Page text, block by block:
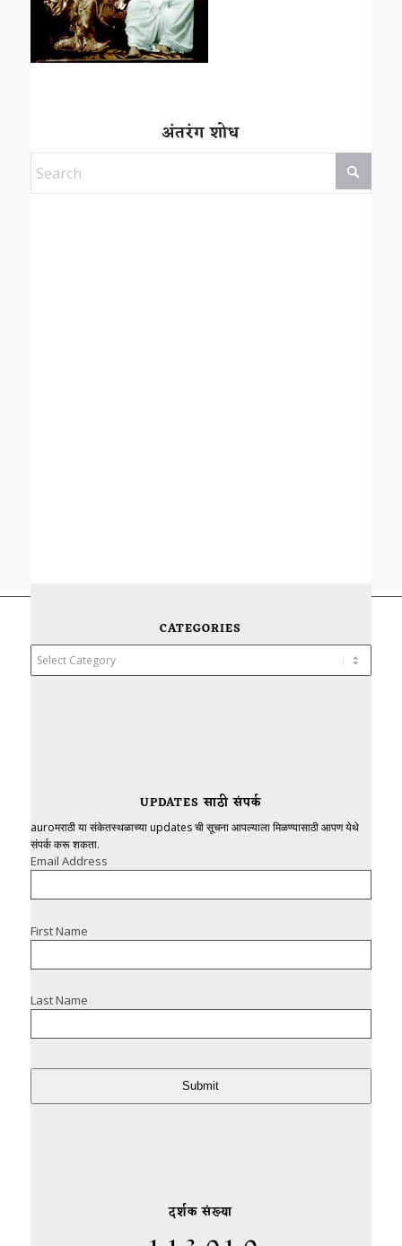
अंतरंग शोध
CATEGORIES
Categories
UPDATES साठी संपर्क
auroमराठी या संकेतस्थळाच्या updates ची सूचना आपल्याला मिळण्यासाठी आपण येथे
संपर्क करू शकता.
Email Address
First Name
Last Name
Submit
दर्शक संख्या